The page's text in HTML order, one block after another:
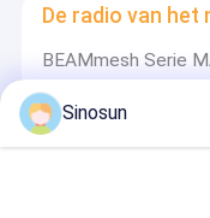
De radio van
BEAMmesh Serie
Sinosun